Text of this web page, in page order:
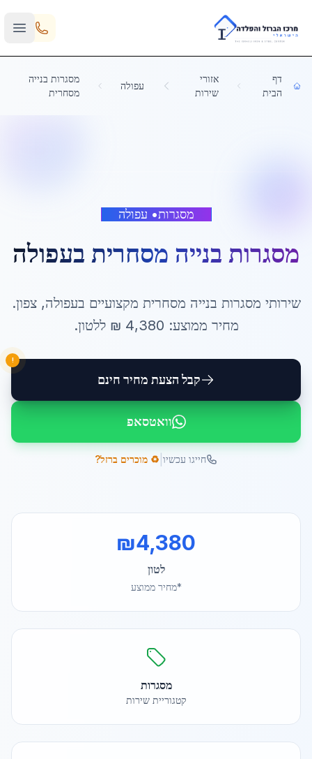
Skip to main content
דף
הבית
אזורי
שירות
עפולה
מסגרות בנייה
מסחרית
מסגרות• עפולה
מסגרות בנייה מסחרית בעפולה
שירותי מסגרות בנייה מסחרית מקצועיים בעפולה,צפון.
מחיר ממוצע: 4,380 ₪ ללטון.
קבל הצעת מחיר חינם
!
וואטסאפ
חייגו עכשיו ♻️ מוכרים ברזל?
₪4,380
לטון
*מחיר ממוצע
מסגרות
קטגוריית שירות